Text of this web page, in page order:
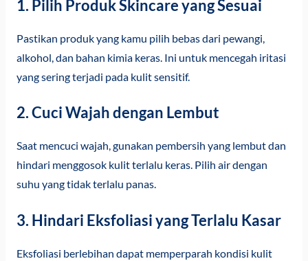
1. Pilih Produk Skincare yang Sesuai
Pastikan produk yang kamu pilih bebas dari pewangi,
alkohol, dan bahan kimia keras. Ini untuk mencegah iritasi
yang sering terjadi pada kulit sensitif.
2. Cuci Wajah dengan Lembut
Saat mencuci wajah, gunakan pembersih yang lembut dan
hindari menggosok kulit terlalu keras. Pilih air dengan
suhu yang tidak terlalu panas.
3. Hindari Eksfoliasi yang Terlalu Kasar
Eksfoliasi berlebihan dapat memperparah kondisi kulit